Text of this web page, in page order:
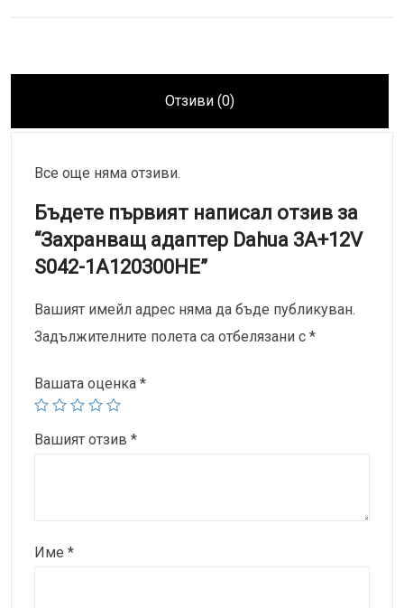
Отзиви (0)
Все още няма отзиви.
Бъдете първият написал отзив за
“Захранващ адаптер Dahua 3A+12V
S042-1A120300HE”
Вашият имейл адрес няма да бъде публикуван.
Задължителните полета са отбелязани с *
Вашата оценка *
Вашият отзив *
Име *